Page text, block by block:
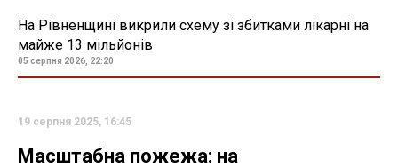
На Рівненщині викрили схему зі збитками лікарні на
майже 13 мільйонів
05 серпня 2026, 22:20
19 серпня 2025, 16:45
Масштабна пожежа: на